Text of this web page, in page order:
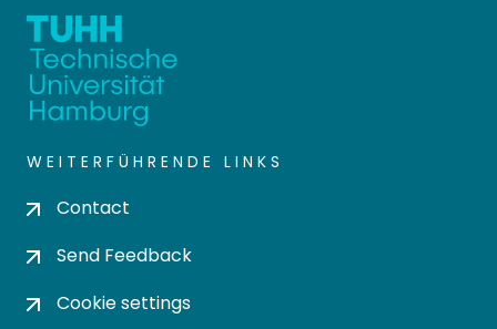
WEITERFÜHRENDE LINKS
Contact
Send Feedback
Cookie settings